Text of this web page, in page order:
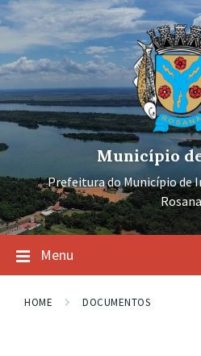
Ir
para
conteúdo
Pular
para
navegação
principal
Pular
para
rodapé
Município
Prefeitura do Município de
Rosana
Menu
HOME DOCUMENTOS